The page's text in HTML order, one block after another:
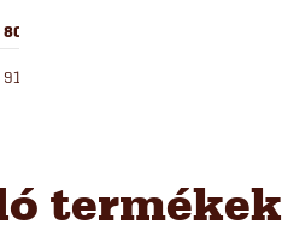
80 kg
915 g
termékek